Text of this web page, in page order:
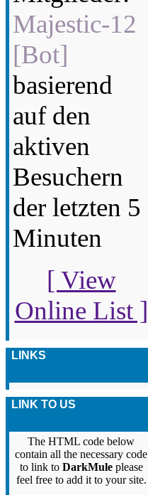
Majestic-12
[Bot]
basierend
auf den
aktiven
Besuchern
der letzten 5
Minuten
[ View
Online List ]
LINKS
LINK TO US
The HTML code below
contain all the necessary code
to link to DarkMuleplease
feel free to add it to your site.